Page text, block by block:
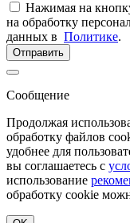
Нажимая на
на обработку
данных в Политике.
Отправить
Сообщение
Продолжая
обработку файлов
удобнее для
вы соглашаетесь с
использование
обработку cookie